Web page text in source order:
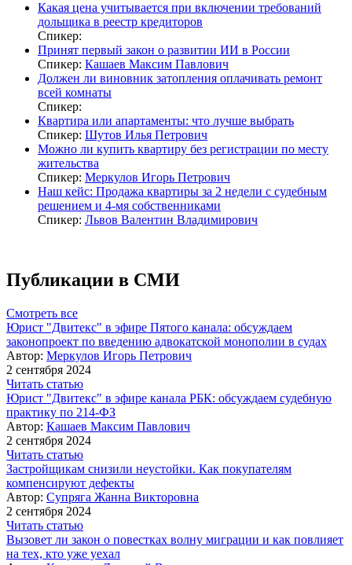
Какая цена учитывается при включении требований
дольщика в реестр кредиторов
Спикер:
Принят первый закон о развитии ИИ в России
Спикер: Кашаев Максим Павлович
Должен ли виновник затопления оплачивать ремонт
всей комнаты
Спикер:
Квартира или апартаменты: что лучше выбрать
Спикер: Шутов Илья Петрович
Можно ли купить квартиру без регистрации по месту
жительства
Спикер: Меркулов Игорь Петрович
Наш кейс: Продажа квартиры за 2 недели с судебным
решением и 4-мя собственниками
Спикер: Львов Валентин Владимирович
Публикации в СМИ
Смотреть все
Юрист "Двитекс" в эфире Пятого канала: обсуждаем
законопроект по введению адвокатской монополии в судах
Автор: Меркулов Игорь Петрович
2 сентября 2024
Читать статью
Юрист "Двитекс" в эфире канала РБК: обсуждаем судебную
практику по 214-ФЗ
Автор: Кашаев Максим Павлович
2 сентября 2024
Читать статью
Застройщикам снизили неустойки. Как покупателям
компенсируют дефекты
Автор: Супряга Жанна Викторовна
2 сентября 2024
Читать статью
Вызовет ли закон о повестках волну миграции и как повлияет
на тех, кто уже уехал